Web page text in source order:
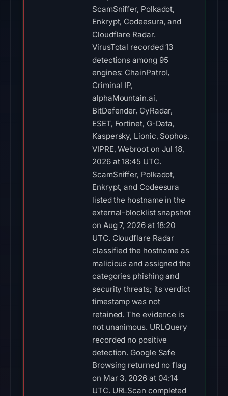
ScamSniffer, Polkadot,
Enkrypt, Codeesura, and
Cloudflare Radar.
VirusTotal recorded 13
detections among 95
engines: ChainPatrol,
Criminal IP,
alphaMountain.ai,
BitDefender, CyRadar,
ESET, Fortinet, G-Data,
Kaspersky, Lionic, Sophos,
VIPRE, Webroot on Jul 18,
2026 at 18:45 UTC.
ScamSniffer, Polkadot,
Enkrypt, and Codeesura
listed the hostname in the
external-blocklist snapshot
on Aug 7, 2026 at 18:20
UTC. Cloudflare Radar
classified the hostname as
malicious and assigned the
categories phishing and
security threats; its verdict
timestamp was not
retained. The evidence is
not unanimous. URLQuery
recorded no positive
detection. Google Safe
Browsing returned no flag
on Mar 3, 2026 at 04:14
UTC. URLScan completed